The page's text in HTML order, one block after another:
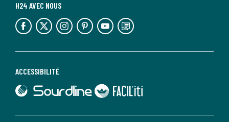
ACCESSIBILITÉ
lien vers Sourdline
lien vers Faciliti
H24 AVEC NOUS
lien vers l'espace réseaux sociaux lien vers l'espace réseaux sociaux lien vers l'espace réseaux sociaux lien vers l'espace réseaux sociaux lien vers l'espace réseaux sociaux lien vers le blog la redoute